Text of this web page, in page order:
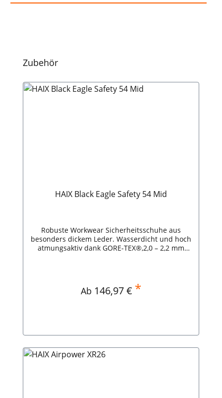
Produktgalerie überspringen
Zubehör
HAIX Black Eagle Safety 54 Mid
Robuste Workwear Sicherheitsschuhe aus
besonders dickem Leder. Wasserdicht und hoch
atmungsaktiv dank GORE-TEX®,2,0 – 2,2 mm
Schutzkappe.Sicherheitsklasse: S3 HAIX Black
Eagle Safety 54 Mid
Regulärer Preis:
Ab 146,97 € *